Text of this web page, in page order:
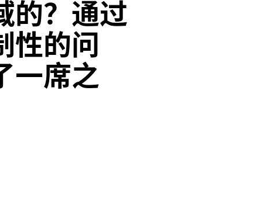
的？通过
性的问
一席之